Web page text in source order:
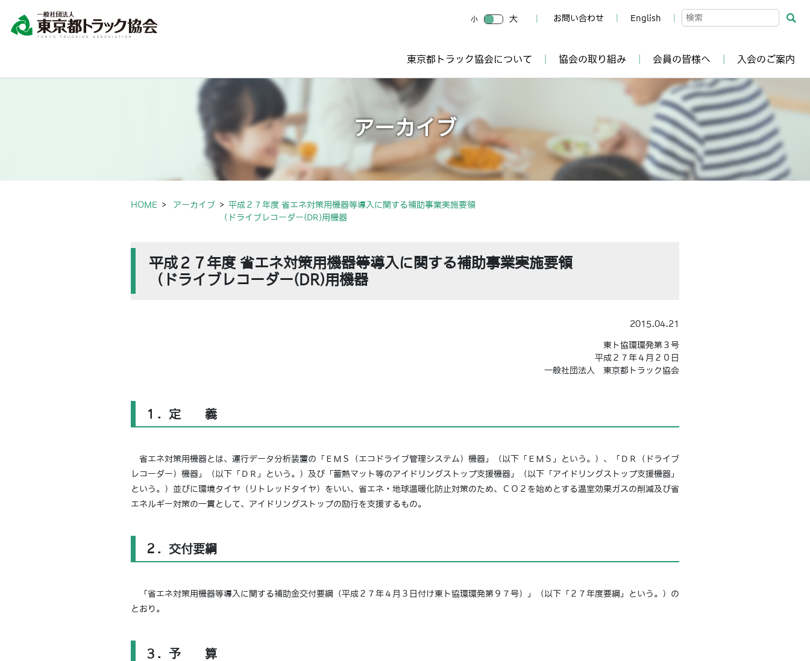
お問い合わせ English
小 大
東京都トラック協会について 協会の取り組み 会員の皆様へ 入会のご案内
アーカイブ
HOME アーカイブ
平成２７年度 省エネ対策用機器等導入に関する補助事業実施要領
（ドライブレコーダー(DR)用機器
平成２７年度 省エネ対策用機器等導入に関する補助事業実施要領
（ドライブレコーダー(DR)用機器
2015.04.21
東ト協環環発第３号
平成２７年４月２０日
一般社団法人 東京都トラック協会
１．定 義
省エネ対策用機器とは、運行データ分析装置の「ＥＭＳ（エコドライブ管理システム）機器」（以下「ＥＭＳ」という。）、「ＤＲ（ドライブ
レコーダー）機器」（以下「ＤＲ」という。）及び「蓄熱マット等のアイドリングストップ支援機器」（以下「アイドリングストップ支援機器」
という。）並びに環境タイヤ（リトレッドタイヤ）をいい、省エネ・地球温暖化防止対策のため、ＣＯ２を始めとする温室効果ガスの削減及び省
エネルギー対策の一貫として、アイドリングストップの励行を支援するもの。
２．交付要綱
「省エネ対策用機器等導入に関する補助金交付要綱（平成２７年４月３日付け東ト協環環発第９７号）」（以下「２７年度要綱」という。）の
とおり。
３．予 算